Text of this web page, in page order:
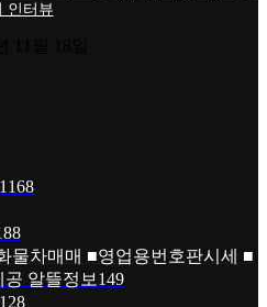
인터뷰
1168
물차매매 ■영업용번호판시세 ■
알뜰정보 149
128